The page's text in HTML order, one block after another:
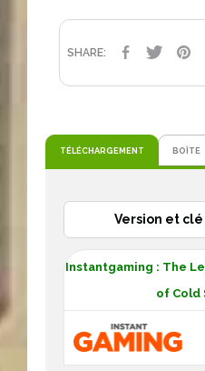
SHARE:
TÉLÉCHARGEMENT BOÎTE
Version et clé
Instantgaming : The
of Cold